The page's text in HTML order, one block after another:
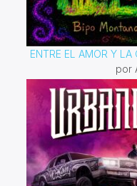
ENTRE EL AMOR Y LA
por